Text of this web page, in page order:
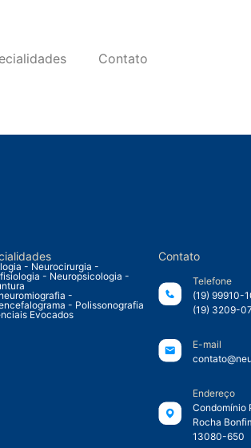
Contato
- Neurocirurgia -
- Neuropsicologia -
-
- Polissonografia
Evocados
Contato
Telefone
(19) 99910-
(19) 3209-
E-mail
Endereço
Condomínio
Rocha
13080-650